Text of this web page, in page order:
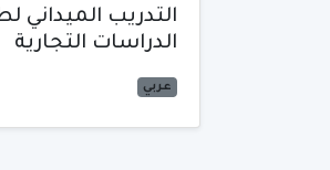
التدريب الميداني
الدراسات التجارية
عربي